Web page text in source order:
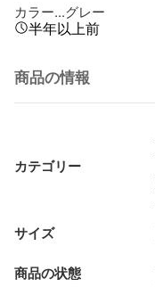
カラー...グレー
半年以上前
商品の情報
カテゴリー
サイズ
商品の状態